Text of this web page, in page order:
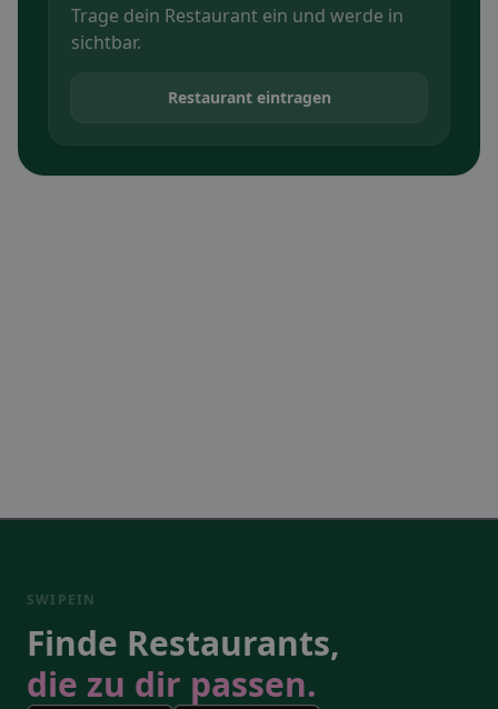
Trage dein Restaurant ein und werde in
sichtbar.
Restaurant eintragen
SWIPEIN
Finde Restaurants,
die zu dir passen.